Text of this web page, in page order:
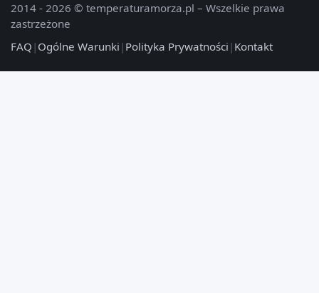
2014 - 2026 © temperaturamorza.pl – Wszelkie prawa
zastrzeżone
FAQ | Ogólne Warunki | Polityka Prywatności | Kontakt